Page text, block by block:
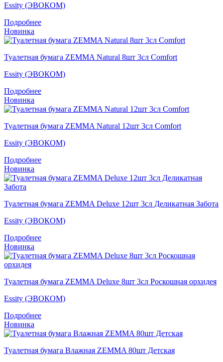
Essity (ЭВОКОМ)
Подробнее
Новинка
Туалетная бумага ZEMMA Natural 8шт 3сл Comfort
Essity (ЭВОКОМ)
Подробнее
Новинка
Туалетная бумага ZEMMA Natural 12шт 3сл Comfort
Essity (ЭВОКОМ)
Подробнее
Новинка
Туалетная бумага ZEMMA Deluxe 12шт 3сл Деликатная Забота
Essity (ЭВОКОМ)
Подробнее
Новинка
Туалетная бумага ZEMMA Deluxe 8шт 3сл Роскошная орхидея
Essity (ЭВОКОМ)
Подробнее
Новинка
Туалетная бумага Влажная ZEMMA 80шт Детская